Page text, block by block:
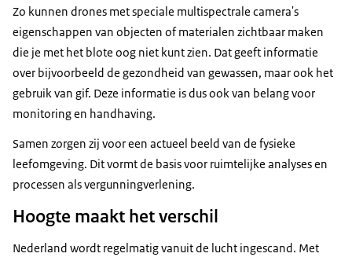
Zo kunnen drones met speciale multispectrale camera's
eigenschappen van objecten of materialen zichtbaar maken
die je met het blote oog niet kunt zien. Dat geeft informatie
over bijvoorbeeld de gezondheid van gewassen, maar ook het
gebruik van gif. Deze informatie is dus ook van belang voor
monitoring en handhaving.
Samen zorgen zij voor een actueel beeld van de fysieke
leefomgeving. Dit vormt de basis voor ruimtelijke analyses en
processen als vergunningverlening.
Hoogte maakt het verschil
Nederland wordt regelmatig vanuit de lucht ingescand. Met